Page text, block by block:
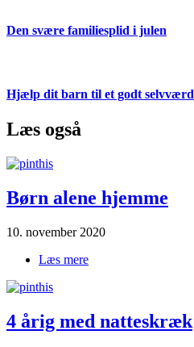
Den svære familiesplid i julen
Hjælp dit barn til et godt selvværd
Læs også
Børn alene hjemme
10. november 2020
Læs mere
4 årig med natteskræk